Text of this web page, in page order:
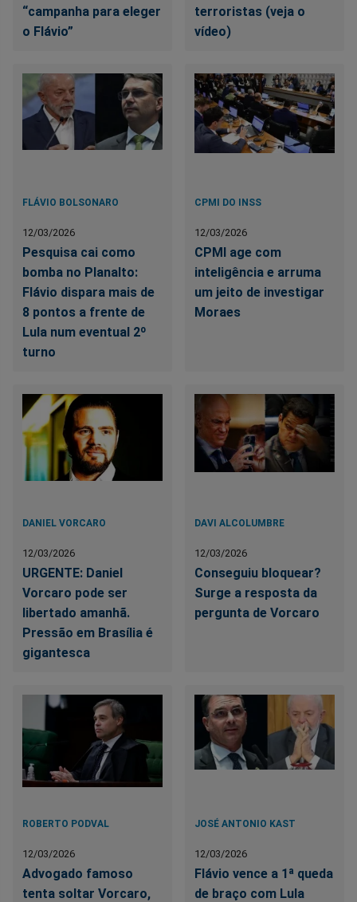
“campanha para eleger
o Flávio”
terroristas (veja o
vídeo)
FLÁVIO BOLSONARO
12/03/2026
Pesquisa cai como
bomba no Planalto:
Flávio dispara mais de
8 pontos a frente de
Lula num eventual 2º
turno
CPMI DO INSS
12/03/2026
CPMI age com
inteligência e arruma
um jeito de investigar
Moraes
DANIEL VORCARO
12/03/2026
URGENTE: Daniel
Vorcaro pode ser
libertado amanhã.
Pressão em Brasília é
gigantesca
DAVI ALCOLUMBRE
12/03/2026
Conseguiu bloquear?
Surge a resposta da
pergunta de Vorcaro
ROBERTO PODVAL
12/03/2026
Advogado famoso
tenta soltar Vorcaro,
JOSÉ ANTONIO KAST
12/03/2026
Flávio vence a 1ª queda
de braço com Lula